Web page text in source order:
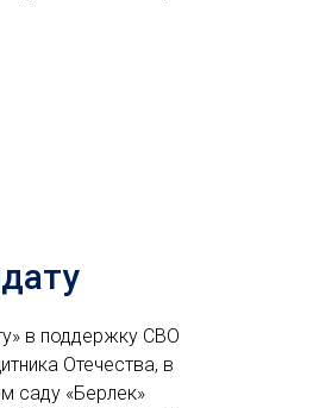
в поддержку СВО
Отечества, в
саду «Берлек»